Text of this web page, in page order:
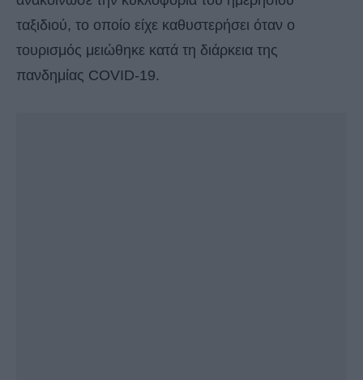
ταξιδιού, το οποίο είχε καθυστερήσει όταν ο
τουρισμός μειώθηκε κατά τη διάρκεια της
πανδημίας COVID-19.